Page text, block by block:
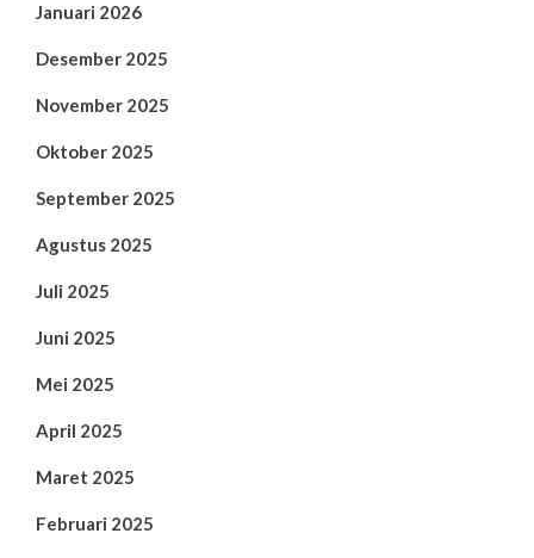
Januari 2026
Desember 2025
November 2025
Oktober 2025
September 2025
Agustus 2025
Juli 2025
Juni 2025
Mei 2025
April 2025
Maret 2025
Februari 2025